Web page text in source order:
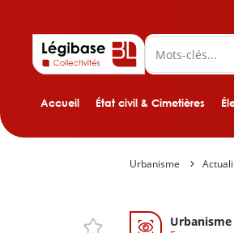
Accueil État civil & Cimetières
Urbanisme
Urbanisme